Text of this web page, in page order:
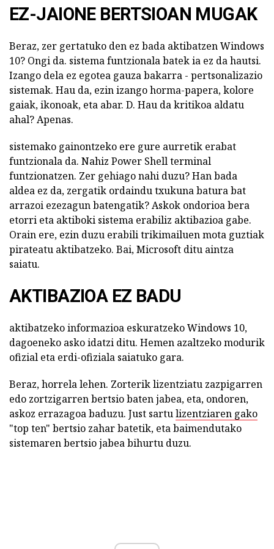
EZ-JAIONE BERTSIOAN MUGAK
Beraz, zer gertatuko den ez bada aktibatzen Windows
10? Ongi da. sistema funtzionala batek ia ez da hautsi.
Izango dela ez egotea gauza bakarra - pertsonalizazio
sistemak. Hau da, ezin izango horma-papera, kolore
gaiak, ikonoak, eta abar. D. Hau da kritikoa aldatu
ahal? Apenas.
sistemako gainontzeko ere gure aurretik erabat
funtzionala da. Nahiz Power Shell terminal
funtzionatzen. Zer gehiago nahi duzu? Han bada
aldea ez da, zergatik ordaindu txukuna batura bat
arrazoi ezezagun batengatik? Askok ondorioa bera
etorri eta aktiboki sistema erabiliz aktibazioa gabe.
Orain ere, ezin duzu erabili trikimailuen mota guztiak
pirateatu aktibatzeko. Bai, Microsoft ditu aintza
saiatu.
AKTIBAZIOA EZ BADU
aktibatzeko informazioa eskuratzeko Windows 10,
dagoeneko asko idatzi ditu. Hemen azaltzeko modurik
ofizial eta erdi-ofiziala saiatuko gara.
Beraz, horrela lehen. Zorterik lizentziatu zazpigarren
edo zortzigarren bertsio baten jabea, eta, ondoren,
askoz errazagoa baduzu. Just sartulizentziaren gako
"top ten" bertsio zahar batetik, eta baimendutako
sistemaren bertsio jabea bihurtu duzu.